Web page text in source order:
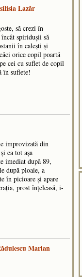
Lazăr
să crezi în
spiriduşii să
în caleşti şi
orice copil poartă
cei cu suflet de copil
în suflete!
improvizată din
ea tot așa
imediat după 89,
după ploaie, a
în picioare și apare
prost înțeleasă, i-
Marian